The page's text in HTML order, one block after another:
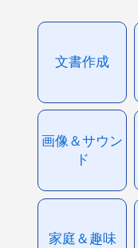
文書作成
画像＆サウン
ド
家庭＆趣味